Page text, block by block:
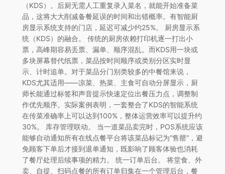
（KDS）。后厨无需人工重复录入菜名，就能开始准备菜
品，这将大大削减备餐延误的时间和出错概率。有智能厨
房显示系统支持的门店，延迟可减少约25%。 厨房显示系
统（KDS）的融合。 传统的厨房依赖打印机逐一打出小
票，高峰期容易丢票、漏单、顺序混乱。而KDS用一块或
多块屏幕替代纸票，菜品按时间顺序或类别分区实时显
示、计时追单。对于菜品分门别类较多的中餐馆来说，
KDS尤其适用——凉菜、热菜、主食可自动分屏显示，厨
师长能通过标签和声音提示快速定位出餐压力点，调整制
作优先顺序。实际案例表明，一套整合了KDS的智能系统
在传菜准确率上可以达到100%，整体运营效率可以提升约
30%。 库存管理联动。 当一道菜品卖完时，POS系统应该
能够自动通知所有在线点餐平台将该菜品标记为“售罄”，避
免顾客下单后才接到退单通知，既影响了顾客体验也消耗
了餐厅处理后续事项的精力。 统一订单后台。 将堂食、外
卖、自提、扫码点餐的所有订单归集在一个管理后台，餐